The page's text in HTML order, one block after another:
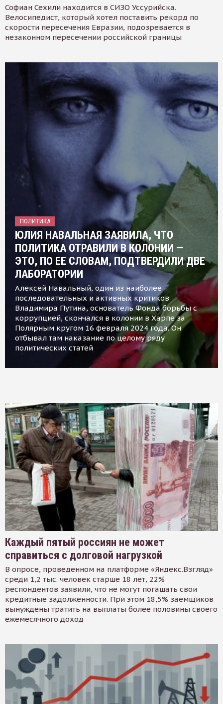
Софиан Сехили находится в СИЗО Уссурийска.
Велосипедист, который хотел поставить рекорд по
скорости пересечения Евразии, подозревается в
незаконном пересечении российской границы
ПОЛИТИКА
ЮЛИЯ НАВАЛЬНАЯ ЗАЯВИЛА, ЧТО
ПОЛИТИКА ОТРАВИЛИ В КОЛОНИИ —
ЭТО, ПО ЕЕ СЛОВАМ, ПОДТВЕРДИЛИ ДВЕ
ЛАБОРАТОРИИ
Алексей Навальный, один из наиболее
последовательных и активных критиков
Владимира Путина, основатель Фонда борьбы с
коррупцией, скончался в колонии в Харпе за
Полярным кругом 16 февраля 2024 года. Он
отбывал там наказание по целому ряду
политических статей
Каждый пятый россиян не может
справиться с долговой нагрузкой
В опросе, проведенном на платформе «Яндекс.Взгляд»
среди 1,2 тыс. человек старше 18 лет, 22%
респондентов заявили, что не могут погашать свои
кредитные задолженности. При этом 18,5% заемщиков
вынуждены тратить на выплаты более половины своего
ежемесячного доход